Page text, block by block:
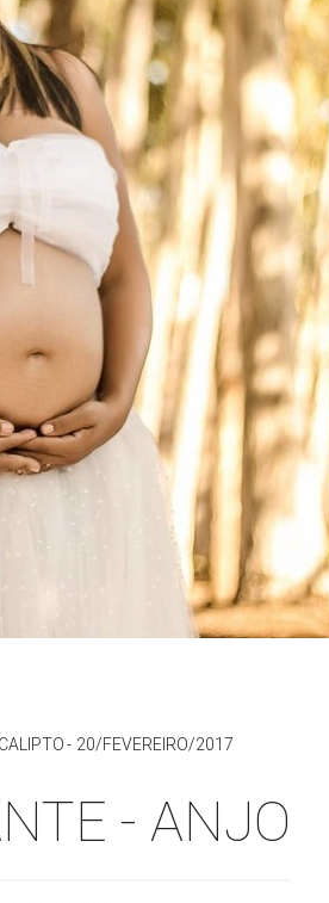
20/FEVEREIRO/2017
- ANJO